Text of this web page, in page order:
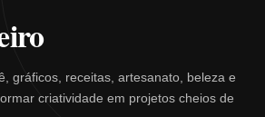
gráficos, receitas, artesanato, beleza e
criatividade em projetos cheios de